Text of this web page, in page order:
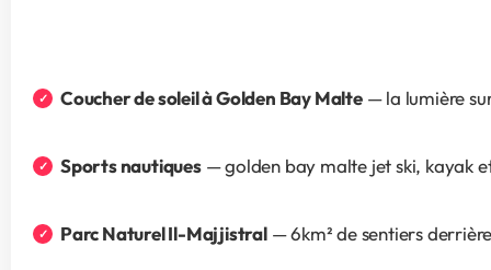
Coucher de soleil à Golden Bay Malte — la lumière sur
Sports nautiques — golden bay malte jet ski, kayak
Parc Naturel Il-Majjistral — 6km² de sentiers